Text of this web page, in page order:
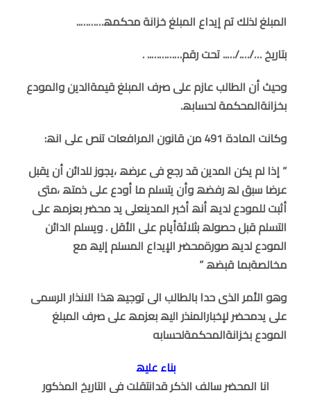
المبلغ لذلك تم إیداع المبلغ خزانة محكمھ………..
بتاریخ …/…./….. تحت رقم………….. .
وحیث أن الطالب عازم على صرف المبلغ قیمةالدین والمودع
بخزانةالمحكمةلحسابھ.
وكانت المادة 491 من قانون المرافعات تنص على انھ:
” إذا لم یكن المدین قد رجع فى عرضھ ،یجوز للدائن أن یقبل
عرضا سبق لھ رفضھ وأن یتسلم ما أودع على ذمتھ ،متى
أثبت للمودع لدیھ أنھ أخبر المدینعلى ید محضر بعزمھ على
التسلم قبل حصولھ بثلاثةأیام على الأقل . ویسلمالدائن
المودع لدیھ صورةمحضر الإیداع المسلم إلیھ مع
مخالصةبما قبضھ ”
وھو الأمر الذى حدا بالطالب الى توجیھ ھذا الانذار الرسمى
على یدمحضرلإخبارالمنذر الیھ بعزمھ على صرف المبلغ
المودع بخزانةالمحكمةلحسابه
بناء علیھ
انا المحضر سالفالذكر قدانتقلت فى التاریخ المذكور